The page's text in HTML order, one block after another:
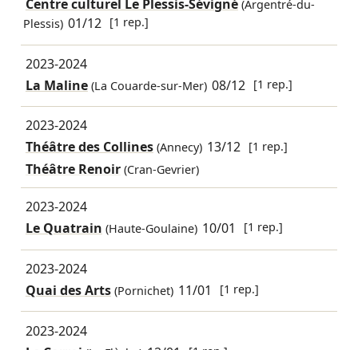
Centre culturel Le Plessis-Sévigné(Argentré-du-
Plessis) 01/12 [1 rep.]
2023-2024
La Maline(La Couarde-sur-Mer) 08/12 [1 rep.]
2023-2024
Théâtre des Collines(Annecy) 13/12 [1 rep.]
Théâtre Renoir (Cran-Gevrier)
2023-2024
Le Quatrain (Haute-Goulaine) 10/01 [1 rep.]
2023-2024
Quai des Arts(Pornichet) 11/01 [1 rep.]
2023-2024